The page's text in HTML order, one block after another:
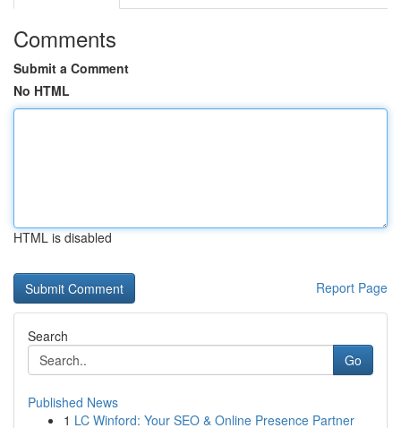
Comments
Submit a Comment
No HTML
HTML is disabled
Report Page
Search
Go
Published News
1 LC Winford: Your SEO & Online Presence Partner